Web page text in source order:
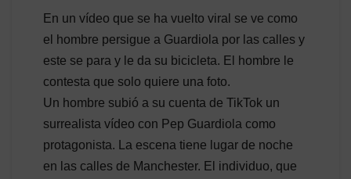
En un vídeo que se ha vuelto viral se ve como
el hombre persigue a Guardiola por las calles y
este se para y le da su bicicleta. El hombre le
contesta que solo quiere una foto.
Un hombre subió a su cuenta de TikTok un
surrealista vídeo con Pep Guardiola como
protagonista. La escena tiene lugar de noche
en las calles de Manchester. El individuo, que